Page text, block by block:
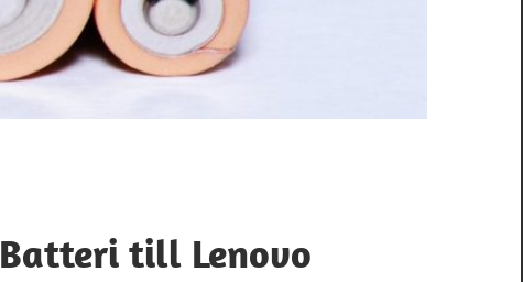
Batteri till Lenovo